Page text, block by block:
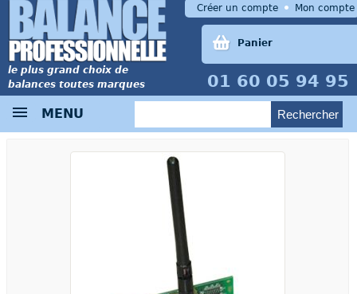
le plus grand choix de
balances toutes marques
01 60 05 94 95
Panier
Créer un compte Mon compte
MENU